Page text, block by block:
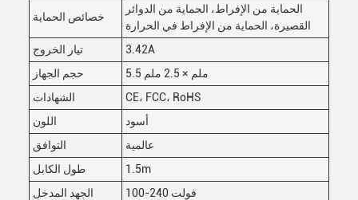
خصائص الحماية
الحماية من الإفراط، الحماية من الدوائر
القصيرة، الحماية من الإفراط في الحرارة
تيار الخروج
3.42A
حجم الجهاز
5.5 ملم × 2.5 ملم
الشهادات
CE، FCC، RoHS
اللون
أسود
التوافق
عالمية
طول الكابل
1.5m
الجهد المدخل
100-240 فولت